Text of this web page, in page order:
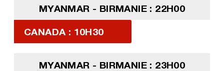
MYANMAR - BIRMANIE : 22H00
CANADA : 10H30
MYANMAR - BIRMANIE : 23H00